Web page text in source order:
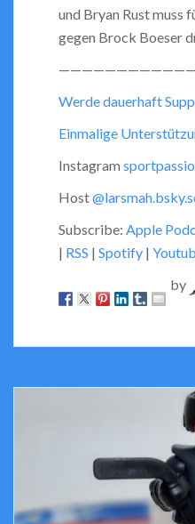
und Bryan Rust muss
gegen Brock Boeser
————————————
Werde dauerhaft
Einmalige
Instagram
Host
Subscribe: Apple
| RSS | Spotify |
by